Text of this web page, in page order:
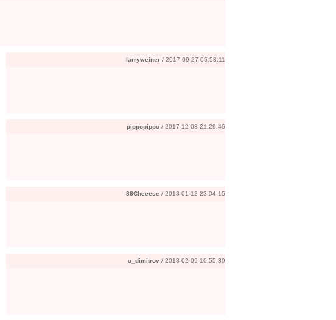
larryweiner / 2017-09-27 05:58:11
pippopippo / 2017-12-03 21:29:46
88Cheeese / 2018-01-12 23:04:15
o_dimitrov / 2018-02-09 10:55:39